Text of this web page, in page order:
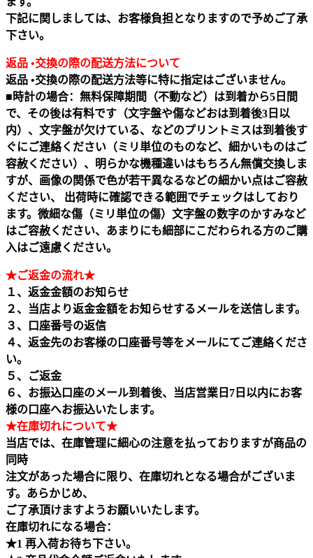
下記に関しましては、お客様負担となりますので予めご了承
下さい。
返品 •交換の際の配送方法について
返品 •交換の際の配送方法等に特に指定はございません。
■時計の場合：無料保障期間（不動など）は到着から5日間
で、その後は有料です（文字盤や傷などおは到着後3日以
内）、文字盤が欠けている、などのプリントミスは到着後す
ぐにご連絡ください（ミリ単位のものなど、細かいものはご
容赦ください）、明らかな機種違いはもちろん無償交換しま
すが、画像の関係で色が若干異なるなどの細かい点はご容赦
ください、 出荷時に確認できる範囲でチェックはしており
ます。微細な傷（ミリ単位の傷）文字盤の数字のかすみなど
はご容赦ください、あまりにも細部にこだわられる方のご購
入はご遠慮ください。
★ご返金の流れ★
１、返金金額のお知らせ
２、当店より返金金額をお知らせするメールを送信します。
３、口座番号の返信
４、返金先のお客様の口座番号等をメールにてご連絡くださ
い。
５、ご返金
６、お振込口座のメール到着後、当店営業日7日以内にお客
様の口座へお振込いたします。
★在庫切れについて★
当店では、在庫管理に細心の注意を払っておりますが商品の
同時
注文があった場合に限り、在庫切れとなる場合がございま
す。あらかじめ、
ご了承頂けますようお願いいたします。
在庫切れになる場合：
★1 再入荷お待ち下さい。